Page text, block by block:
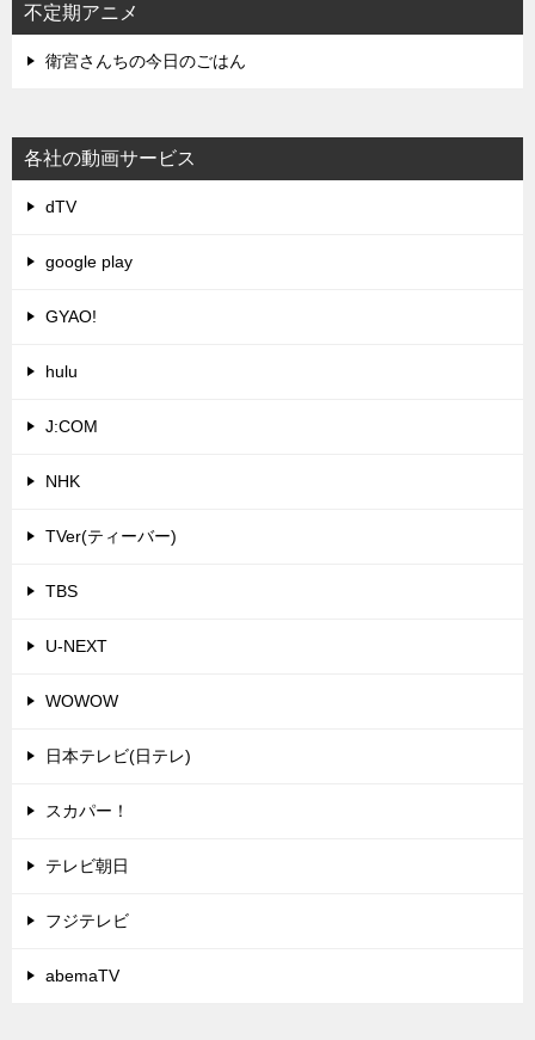
不定期アニメ
衛宮さんちの今日のごはん
各社の動画サービス
dTV
google play
GYAO!
hulu
J:COM
NHK
TVer(ティーバー)
TBS
U-NEXT
WOWOW
日本テレビ(日テレ)
スカパー！
テレビ朝日
フジテレビ
abemaTV